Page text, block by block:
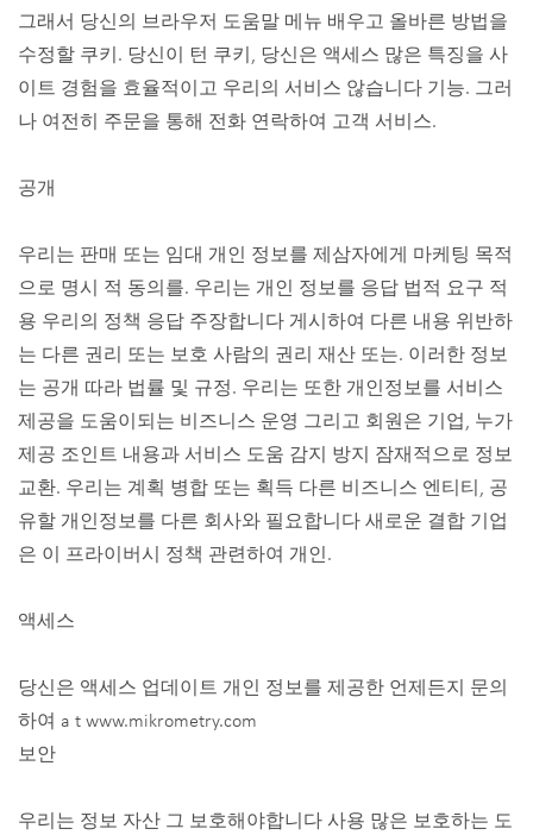
그래서 당신의 브라우저 도움말 메뉴 배우고 올바른 방법을
수정할 쿠키. 당신이 턴 쿠키, 당신은 액세스 많은 특징을 사
이트 경험을 효율적이고 우리의 서비스 않습니다 기능. 그러
나 여전히 주문을 통해 전화 연락하여 고객 서비스.
공개
우리는 판매 또는 임대 개인 정보를 제삼자에게 마케팅 목적
으로 명시 적 동의를. 우리는 개인 정보를 응답 법적 요구 적
용 우리의 정책 응답 주장합니다 게시하여 다른 내용 위반하
는 다른 권리 또는 보호 사람의 권리 재산 또는. 이러한 정보
는 공개 따라 법률 및 규정. 우리는 또한 개인정보를 서비스
제공을 도움이되는 비즈니스 운영 그리고 회원은 기업, 누가
제공 조인트 내용과 서비스 도움 감지 방지 잠재적으로 정보
교환. 우리는 계획 병합 또는 획득 다른 비즈니스 엔티티, 공
유할 개인정보를 다른 회사와 필요합니다 새로운 결합 기업
은 이 프라이버시 정책 관련하여 개인.
액세스
당신은 액세스 업데이트 개인 정보를 제공한 언제든지 문의
하여 a t www.mikrometry.com
보안
우리는 정보 자산 그 보호해야합니다 사용 많은 보호하는 도